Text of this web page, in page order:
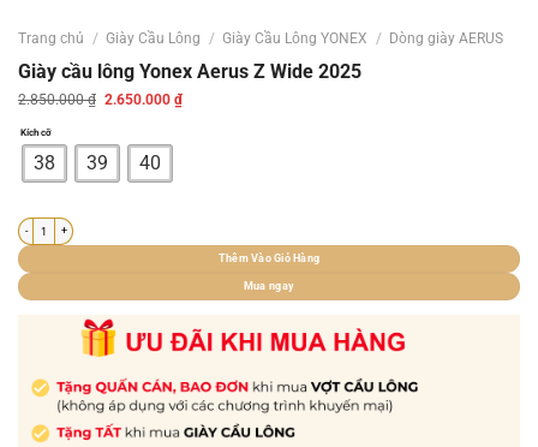
Trang chủ / Giày Cầu Lông / Giày Cầu Lông YONEX / Dòng giày AERUS
Giày cầu lông Yonex Aerus Z Wide 2025
2.850.000₫ Giá
2.650.000 ₫Giá
hiện
Kích cỡ
38 39 40
Giày cầu lông Yonex Aerus Z Wide 2025 số lượng
Thêm Vào Giỏ Hàng
Mua ngay